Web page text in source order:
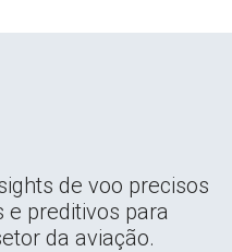
de voo precisos
preditivos para
da aviação.